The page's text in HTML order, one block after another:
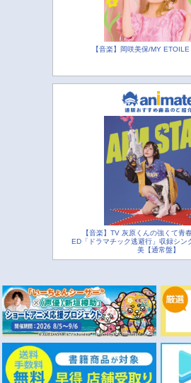
【音楽】岡咲美保/MY ETOILE
【音楽】TV 灰原くんの強くて青
ED「ドラマチック逃避行」収録シン
美【通常盤】